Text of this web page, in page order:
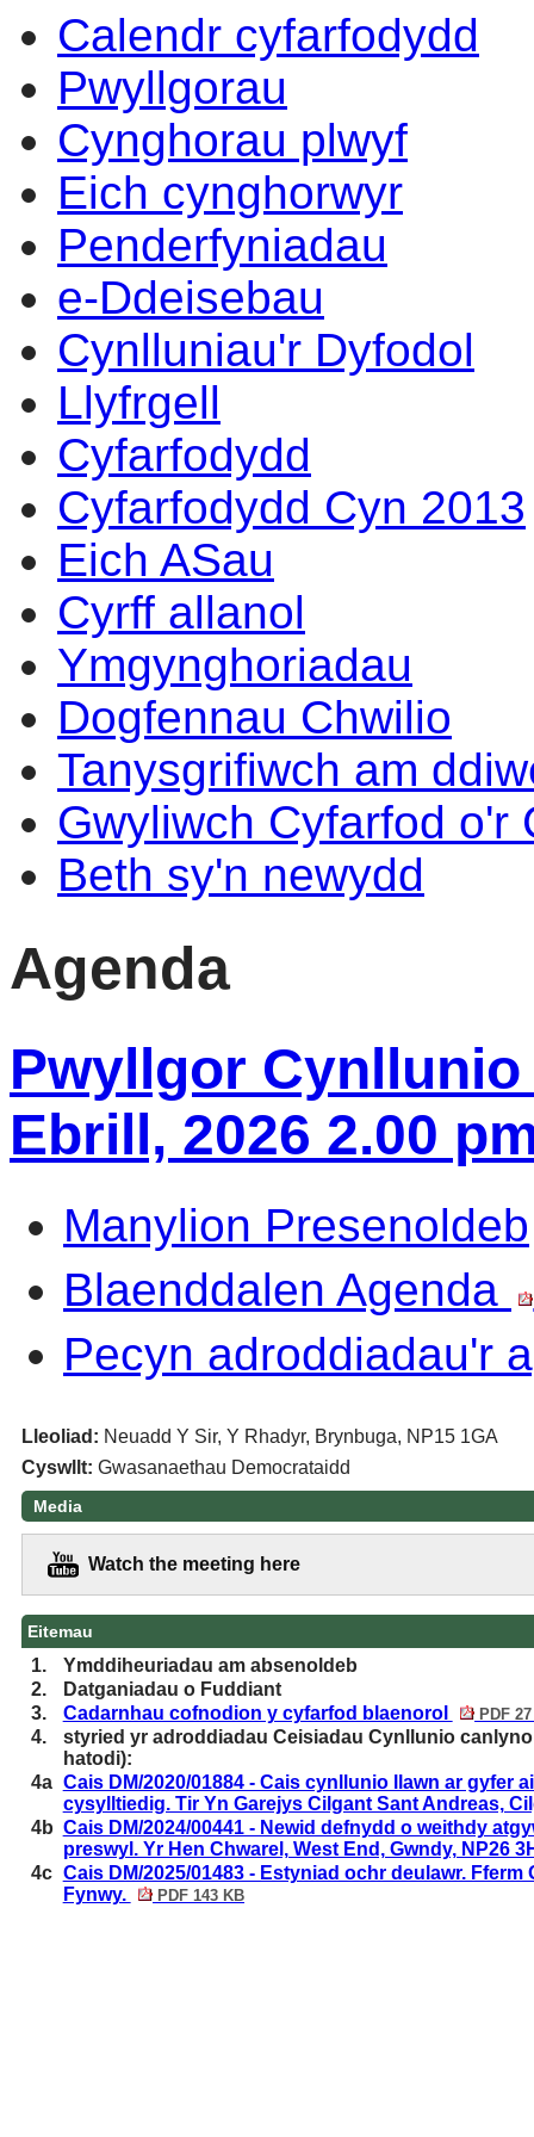
Calendr cyfarfodydd
Pwyllgorau
Cynghorau plwyf
Eich cynghorwyr
Penderfyniadau
e-Ddeisebau
Cynlluniau'r Dyfodol
Llyfrgell
Cyfarfodydd
Cyfarfodydd Cyn 2013
Eich ASau
Cyrff allanol
Ymgynghoriadau
Dogfennau Chwilio
Tanysgrifiwch am
Gwyliwch Cyfarfod o'r
Beth sy'n newydd
Agenda
Pwyllgor
Ebrill, 2026 2.00
Manylion Presenoldeb
Blaenddalen Agenda
Pecyn adroddiadau'r
Lleoliad: Neuadd Y Sir, Y Rhadyr, Brynbuga, NP15 1GA
Cyswllt: Gwasanaethau Democrataidd
Media
Watch the meeting here
Eitemau
1.
Ymddiheuriadau am absenoldeb
2.
Datganiadau o Fuddiant
3.
Cadarnhau cofnodion y cyfarfod blaenorol PDF
4.
styried yr adroddiadau Ceisiadau Cynllunio
hatodi):
4a Cais DM/2020/01884 - Cais cynllunio llawn ar
cysylltiedig. Tir Yn Garejys Cilgant Sant Andreas,
4b Cais DM/2024/00441 - Newid defnydd o weithdy
preswyl. Yr Hen Chwarel, West End, Gwndy, NP26
4c Cais DM/2025/01483 - Estyniad ochr deulawr.
Fynwy.
PDF 143 KB